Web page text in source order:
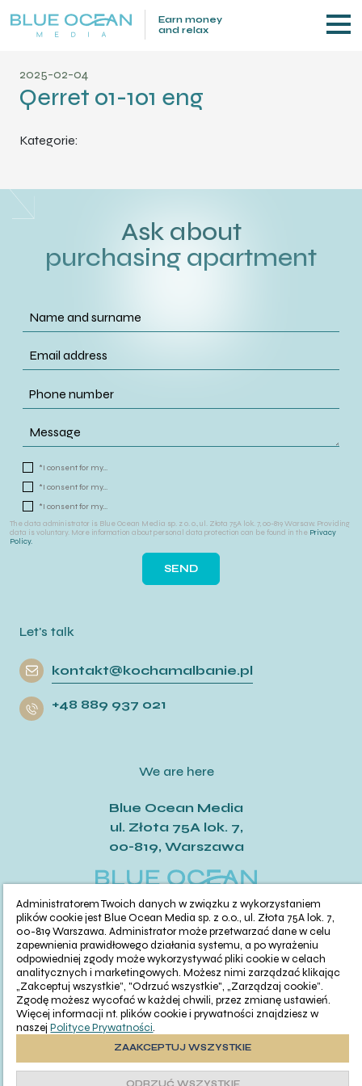
Earn money
and relax
2025-02-04
Qerret 01-101 eng
Kategorie:
Ask about
purchasing apartment
*I consent for my...
*I consent for my...
*I consent for my...
The data administrator is Blue Ocean Media sp. z o. o., ul. Złota 75A lok. 7, 00-819 Warsaw. Providing
data is voluntary. More information about personal data protection can be found in the Privacy
Policy.
Let's talk
kontakt@kochamalbanie.pl
+48 889 937 021
We are here
Blue Ocean Media
ul. Złota 75A lok. 7,
00-819, Warszawa
This presentation is for commercial information
purposes only and does not constitute an offer
pursuant to Article 66, § 1 of the Civil Code. The Seller
The layouts and areas of the premises were
developed based on an architectural concept and
Administratorem Twoich danych w związku z wykorzystaniem
plików cookie jest Blue Ocean Media sp. z o.o., ul. Złota 75A lok. 7,
00-819 Warszawa. Administrator może przetwarzać dane w celu
zapewnienia prawidłowego działania systemu, a po wyrażeniu
odpowiedniej zgody może wykorzystywać pliki cookie w celach
analitycznych i marketingowych. Możesz nimi zarządzać klikając
„Zakceptuj wszystkie”, "Odrzuć wszystkie", „Zarządzaj cookie”.
Zgodę możesz wycofać w każdej chwili, przez zmianę ustawień.
Więcej informacji nt. plików cookie i prywatności znajdziesz w
naszejPolityce Prywatności.
ZAAKCEPTUJ WSZYSTKIE
Cześć!
Czy chcesz,
żebyśmy oddzwonili
do Ciebie za darmo
w28sekund?
TAK